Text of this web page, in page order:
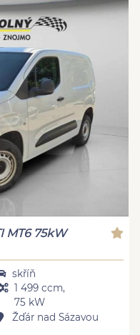
MT6 75kW
skříň
1 499 ccm,
75 kW
Žďár nad Sázavou